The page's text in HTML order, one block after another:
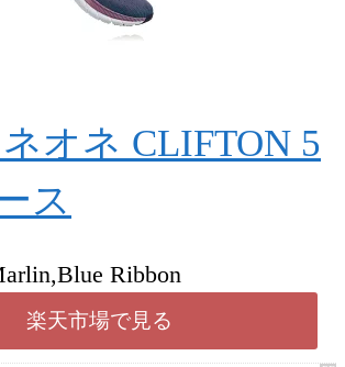
オネ CLIFTON 5
ス
Ribbon
楽天市場で見る